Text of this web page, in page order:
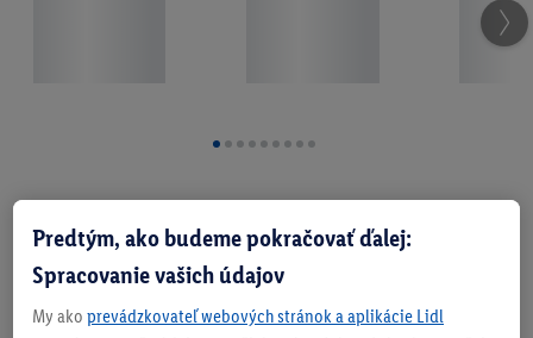
Predtým, ako budeme pokračovať ďalej:
Spracovanie vašich údajov
My ako prevádzkovateľ webových stránok a aplikácie Lidl